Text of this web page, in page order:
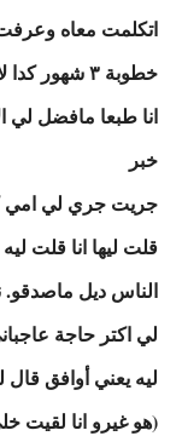
اتكلمت معاه
خطوبة ٣
انا طبعا مافضل لي
خبر
جريت جري لي امي
قلت ليها انا قلت
الناس ديل ماصدقو.
لي اكتر حاجة
ليه يعني أوافق
(هو غيرو انا لقيت